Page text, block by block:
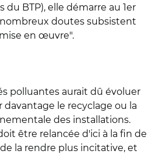
BTP), elle démarre au 1er
nombreux doutes subsistent
en œuvre".
polluantes aurait dû évoluer
davantage le recyclage ou la
des installations.
être relancée d'ici à la fin de
la rendre plus incitative, et